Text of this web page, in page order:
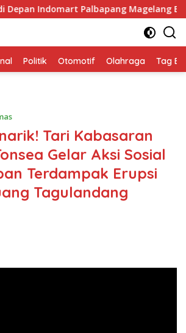
Palbapang Magelang Berakibat Truk
Politik Otomotif Olahraga Tag
Tari Kabasaran
Gelar Aksi Sosial
Terdampak Erupsi
Tagulandang